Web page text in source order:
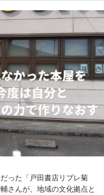
った「戸田書店リブレ菊
さんが、地域の文化拠点と